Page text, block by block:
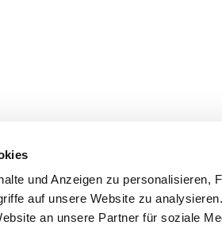
und Anzeigen zu personalisieren,
auf unsere Website zu
an unsere Partner für soziale